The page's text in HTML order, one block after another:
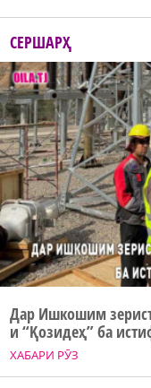
СЕРШАРҲ
ХАБАРИ РӮЗ
Дар Ишкошим
и “Қозидеҳ” ба